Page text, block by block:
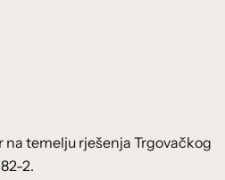
na temelju rješenja Trgovačkog
2.